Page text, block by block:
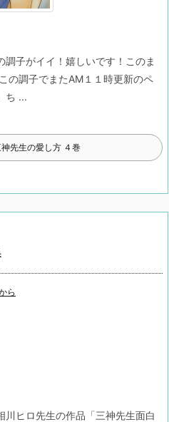
子がイイ！嬉しいです！ このま
この調子でまたAM１１時更新のペ
ち ...
先生の愛し方 ４巻
ら
川ヒロ先生の作品 「三神先生面白